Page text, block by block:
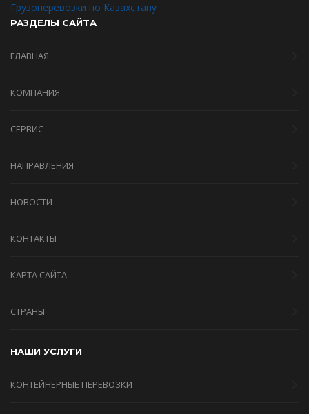
Грузоперевозки по Казахстану
РАЗДЕЛЫ САЙТА
ГЛАВНАЯ
КОМПАНИЯ
СЕРВИС
НАПРАВЛЕНИЯ
НОВОСТИ
КОНТАКТЫ
КАРТА САЙТА
СТРАНЫ
НАШИ УСЛУГИ
КОНТЕЙНЕРНЫЕ ПЕРЕВОЗКИ